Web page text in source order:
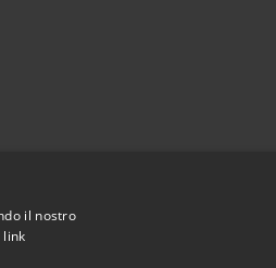
il nostro
link